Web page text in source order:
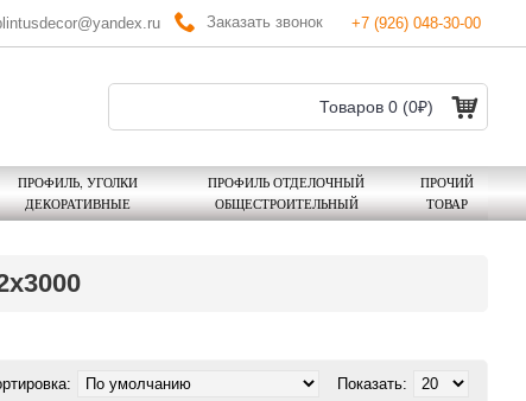
Заказать звонок +7 (926) 048-30-00
Товаров 0 (0₽)
ПРОФИЛЬ, УГОЛКИ
ДЕКОРАТИВНЫЕ
ПРОФИЛЬ ОТДЕЛОЧНЫЙ
ОБЩЕСТРОИТЕЛЬНЫЙ
ПРОЧИЙ
ТОВАР
Показать: